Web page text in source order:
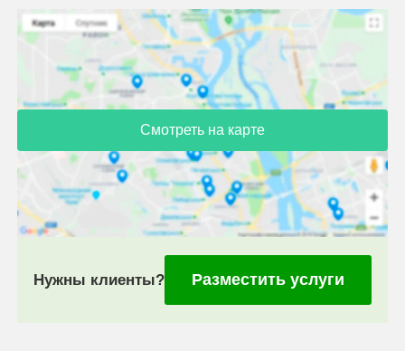
Смотреть на карте
Нужны клиенты? Разместить услуги